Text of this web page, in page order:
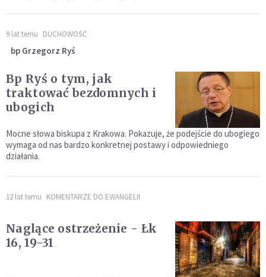
9 lat temu DUCHOWOŚĆ
bp Grzegorz Ryś
Bp Ryś o tym, jak
traktować bezdomnych i
ubogich
Mocne słowa biskupa z Krakowa. Pokazuje, że podejście do ubogiego
wymaga od nas bardzo konkretnej postawy i odpowiedniego
działania.
12 lat temu KOMENTARZE DO EWANGELII
Naglące ostrzeżenie - Łk
16, 19-31